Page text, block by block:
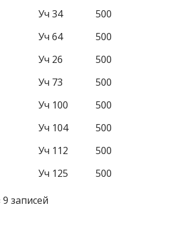
Уч 34 500
Уч 64 500
Уч 26 500
Уч 73 500
Уч 100 500
Уч 104 500
Уч 112 500
Уч 125 500
записей